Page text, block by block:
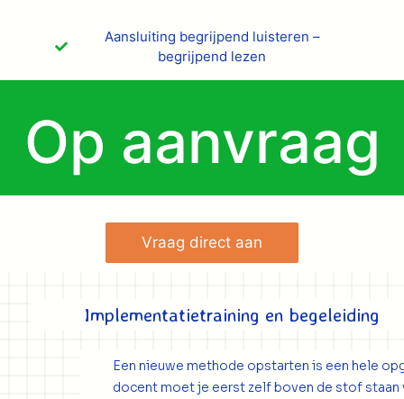
Aansluiting begrijpend luisteren –
begrijpend lezen
Op aanvraag
Vraag direct aan
Implementatietraining en begeleiding
Een nieuwe methode opstarten is een hele
docent moet je eerst zelf boven de stof staan